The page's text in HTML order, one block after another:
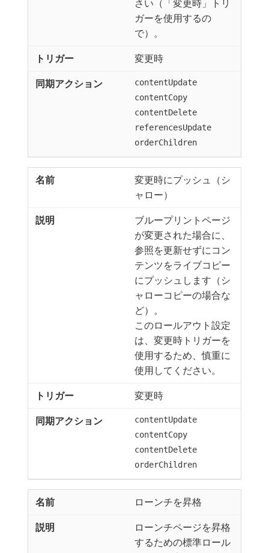
さい（「変更時」トリ
ガーを使用するの
で）。
変更時
contentUpdate
contentCopy
contentDelete
referencesUpdate
orderChildren
変更時にプッシュ（シ
ャロー）
ブループリントページ
が変更された場合に、
参照を更新せずにコン
テンツをライブコピー
にプッシュします（シ
ャローコピーの場合な
ど）。
このロールアウト設定
は、変更時トリガーを
使用するため、慎重に
使用してください。
変更時
contentUpdate
contentCopy
contentDelete
orderChildren
ローンチを昇格
ローンチページを昇格
するための標準ロール